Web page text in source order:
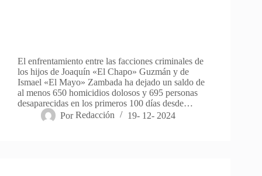
El enfrentamiento entre las facciones criminales de
los hijos de Joaquín «El Chapo» Guzmán y de
Ismael «El Mayo» Zambada ha dejado un saldo de
al menos 650 homicidios dolosos y 695 personas
desaparecidas en los primeros 100 días desde…
Por Redacción 19- 12- 2024